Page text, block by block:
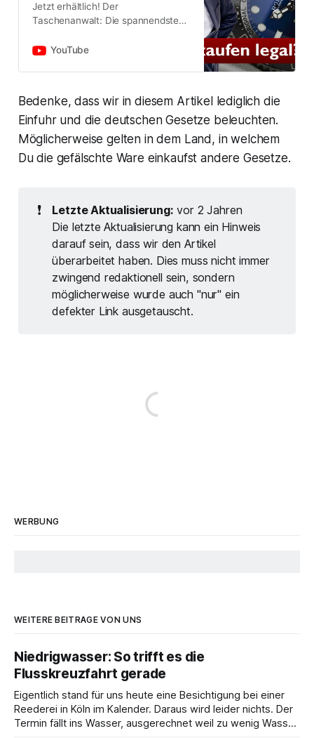
Jetzt erhältlich! Der
Taschenanwalt: Die spannendsten
https://wbs.law/taschenanwaltChe
YouTube
Bedenke, dass wir in diesem Artikel lediglich die
Einfuhr und die deutschen Gesetze beleuchten.
Möglicherweise gelten in dem Land, in welchem
Du die gefälschte Ware einkaufst andere Gesetze.
❗ Letzte Aktualisierung: vor 2 Jahren
Die letzte Aktualisierung kann ein Hinweis
darauf sein, dass wir den Artikel
überarbeitet haben. Dies muss nicht immer
zwingend redaktionell sein, sondern
möglicherweise wurde auch "nur" ein
defekter Link ausgetauscht.
WERBUNG
WEITERE BEITRÄGE VON UNS
Niedrigwasser: So trifft es die
Flusskreuzfahrt gerade
Eigentlich stand für uns heute eine Besichtigung bei einer
Reederei in Köln im Kalender. Daraus wird leider nichts. Der
Termin fällt ins Wasser, ausgerechnet weil zu wenig Wasser